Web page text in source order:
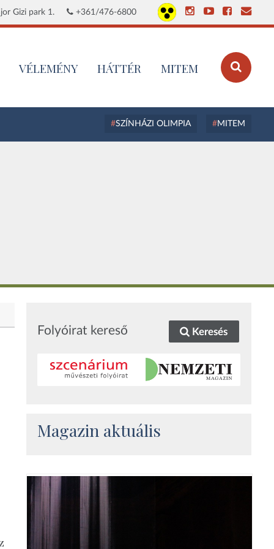
Gizi park 1. +361/476-6800
VÉLEMÉNY HÁTTÉR MITEM
SZÍNHÁZI OLIMPIA MITEM
Folyóirat kereső Keresés
Magazin aktuális